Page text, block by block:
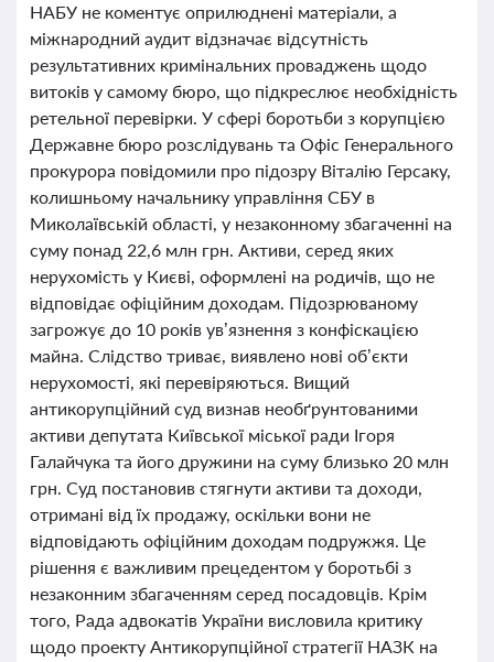
НАБУ не коментує оприлюднені матеріали, а
міжнародний аудит відзначає відсутність
результативних кримінальних проваджень щодо
витоків у самому бюро, що підкреслює необхідність
ретельної перевірки. У сфері боротьби з корупцією
Державне бюро розслідувань та Офіс Генерального
прокурора повідомили про підозру Віталію Герсаку,
колишньому начальнику управління СБУ в
Миколаївській області, у незаконному збагаченні на
суму понад 22,6 млн грн. Активи, серед яких
нерухомість у Києві, оформлені на родичів, що не
відповідає офіційним доходам. Підозрюваному
загрожує до 10 років ув’язнення з конфіскацією
майна. Слідство триває, виявлено нові об’єкти
нерухомості, які перевіряються. Вищий
антикорупційний суд визнав необґрунтованими
активи депутата Київської міської ради Ігоря
Галайчука та його дружини на суму близько 20 млн
грн. Суд постановив стягнути активи та доходи,
отримані від їх продажу, оскільки вони не
відповідають офіційним доходам подружжя. Це
рішення є важливим прецедентом у боротьбі з
незаконним збагаченням серед посадовців. Крім
того, Рада адвокатів України висловила критику
щодо проекту Антикорупційної стратегії НАЗК на